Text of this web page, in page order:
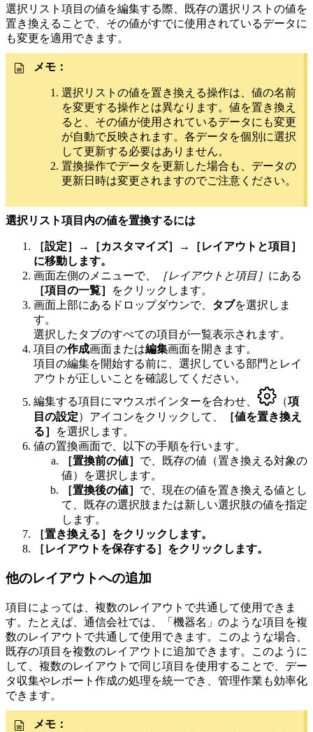
選択リスト項目の値を編集する際、既存の選択リストの値を
置き換えることで、その値がすでに使用されているデータに
も変更を適用できます。
メモ：
選択リストの値を置き換える操作は、値の名前
を変更する操作とは異なります。値を置き換え
ると、その値が使用されているデータにも変更
が自動で反映されます。各データを個別に選択
して更新する必要はありません。
置換操作でデータを更新した場合も、データの
更新日時は変更されますのでご注意ください。
選択リスト項目内の値を置換するには
［設定］→［カスタマイズ］→［レイアウトと項目］
に移動します。
画面左側のメニューで、
［レイアウトと項目］ にある
［項目の一覧］
をクリックします。
画面上部にあるドロップダウンで、 タブを選択しま
す。
選択したタブのすべての項目が一覧表示されます。
項目の作成画面または編集画面を開きます。
項目の編集を開始する前に、選択している部門とレイ
アウトが正しいことを確認してください。
編集する項目にマウスポインターを合わせ、
（項
目の設定）アイコンをクリックして、
［値を置き換え
る］
を選択します。
値の置換画面で、以下の手順を行います。
［置換前の値］ で、既存の値（置き換える対象の
値）を選択します。
［置換後の値］ で、現在の値を置き換える値とし
て、既存の選択肢または新しい選択肢の値を指定
します。
［置き換える］をクリックします。
［レイアウトを保存する］をクリックします。
他のレイアウトへの追加
項目によっては、複数のレイアウトで共通して使用できま
す。たとえば、通信会社では、「機器名」のような項目を複
数のレイアウトで共通して使用できます。このような場合、
既存の項目を複数のレイアウトに追加できます。このように
して、複数のレイアウトで同じ項目を使用することで、デー
タ収集やレポート作成の処理を統一でき、管理作業も効率化
できます。
メモ：